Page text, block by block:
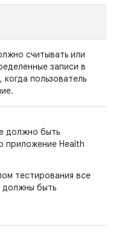
считывать или
записи в
пользователь
должно быть
приложение Health
тестирования все
должны быть